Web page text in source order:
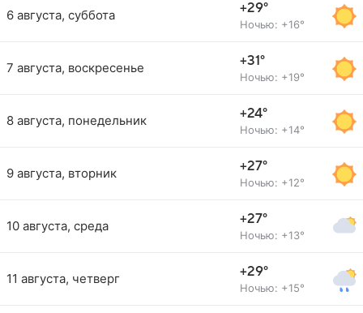
6 августа, суббота +29°
Ночью: +16°
7 августа, воскресенье +31°
Ночью: +19°
8 августа, понедельник +24°
Ночью: +14°
9 августа, вторник +27°
Ночью: +12°
10 августа, среда +27°
Ночью: +13°
11 августа, четверг +29°
Ночью: +15°